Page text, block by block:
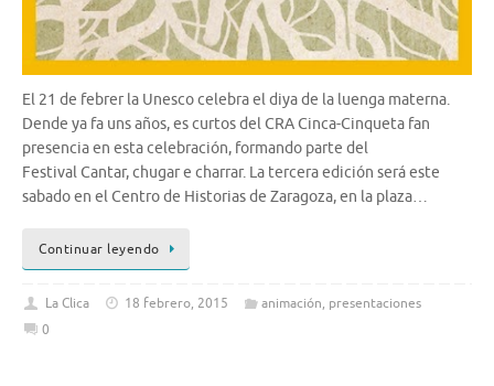
El 21 de febrer la Unesco celebra el diya de la luenga materna.
Dende ya fa uns años, es curtos del CRA Cinca-Cinqueta fan
presencia en esta celebración, formando parte del
Festival Cantar, chugar e charrar. La tercera edición será este
sabado en el Centro de Historias de Zaragoza, en la plaza…
Continuar leyendo
La Clica 18 febrero, 2015 animación, presentaciones
0